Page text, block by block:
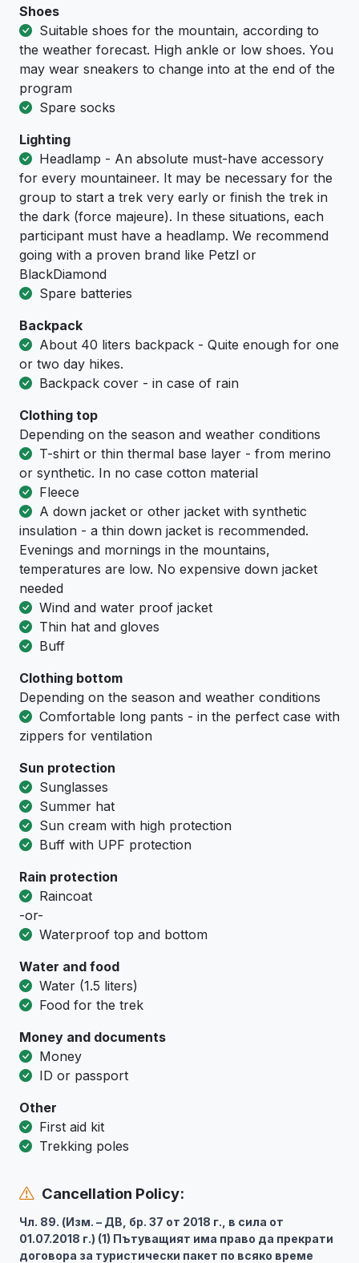
Shoes
Suitable shoes for the mountain, according to
the weather forecast. High ankle or low shoes. You
may wear sneakers to change into at the end of the
program
Spare socks
Lighting
Headlamp - An absolute must-have accessory
for every mountaineer. It may be necessary for the
group to start a trek very early or finish the trek in
the dark (force majeure). In these situations, each
participant must have a headlamp. We recommend
going with a proven brand like Petzl or
BlackDiamond
Spare batteries
Backpack
About 40 liters backpack - Quite enough for one
or two day hikes.
Backpack cover - in case of rain
Clothing top
Depending on the season and weather conditions
T-shirt or thin thermal base layer - from merino
or synthetic. In no case cotton material
Fleece
A down jacket or other jacket with synthetic
insulation - a thin down jacket is recommended.
Evenings and mornings in the mountains,
temperatures are low. No expensive down jacket
needed
Wind and water proof jacket
Thin hat and gloves
Buff
Clothing bottom
Depending on the season and weather conditions
Comfortable long pants - in the perfect case with
zippers for ventilation
Sun protection
Sunglasses
Summer hat
Sun cream with high protection
Buff with UPF protection
Rain protection
Raincoat
-or-
Waterproof top and bottom
Water and food
Water (1.5 liters)
Food for the trek
Money and documents
Money
ID or passport
Other
First aid kit
Trekking poles
Cancellation Policy:
Чл. 89. (Изм. – ДВ, бр. 37 от 2018 г., в сила от
01.07.2018 г.) (1) Пътуващият има право да прекрати
договора за туристически пакет по всяко време